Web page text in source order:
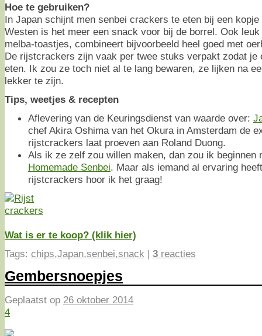
Hoe te gebruiken?
In Japan schijnt men senbei crackers te eten bij een kopje
Westen is het meer een snack voor bij de borrel. Ook
melba-toastjes, combineert bijvoorbeeld heel goed met
De rijstcrackers zijn vaak per twee stuks verpakt zodat je
eten. Ik zou ze toch niet al te lang bewaren, ze lijken na
lekker te zijn.
Tips, weetjes & recepten
Aflevering van de Keuringsdienst van waarde over:
chef Akira Oshima van het Okura in Amsterdam de
rijstcrackers laat proeven aan Roland Duong.
Als ik ze zelf zou willen maken, dan zou ik beginnen
Homemade Senbei. Maar als iemand al ervaring
rijstcrackers hoor ik het graag!
Wat is er te koop? (klik hier)
Tags: chips,Japan,senbei,snack | 3 reacties
Gembersnoepjes
Geplaatst op 26 oktober 2014
4